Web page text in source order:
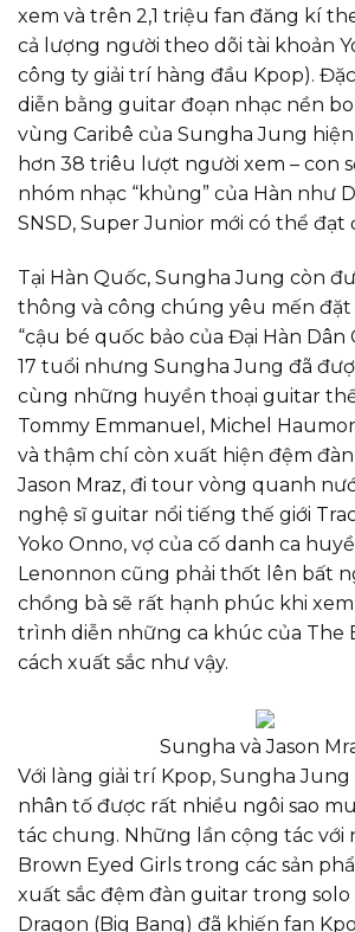
xem và trên 2,1 triệu fan đăng kí
cả lượng người theo dõi tài khoản
công ty giải trí hàng đầu Kpop).
diễn bằng guitar đoạn nhạc nền
vùng Caribê của Sungha Jung
hơn 38 triêu lượt người xem – con
nhóm nhạc “khủng” của Hàn như
SNSD, Super Junior mới có thể đạt
Tại Hàn Quốc, Sungha Jung còn
thông và công chúng yêu mến đặt
“cậu bé quốc bảo của Đại Hàn Dân
17 tuổi nhưng Sungha Jung đã
cùng những huyền thoại guitar
Tommy Emmanuel, Michel
và thậm chí còn xuất hiện đệm
Jason Mraz, đi tour vòng quanh
nghệ sĩ guitar nổi tiếng thế giới
Yoko Onno, vợ của cố danh ca
Lenonnon cũng phải thốt lên bất
chồng bà sẽ rất hạnh phúc khi
trình diễn những ca khúc của The
cách xuất sắc như vậy.
Sungha và Jason
Với làng giải trí Kpop, Sungha
nhân tố được rất nhiều ngôi sao
tác chung. Những lần cộng tác với
Brown Eyed Girls trong các sản
xuất sắc đệm đàn guitar trong solo
Dragon (Big Bang) đã khiến fan